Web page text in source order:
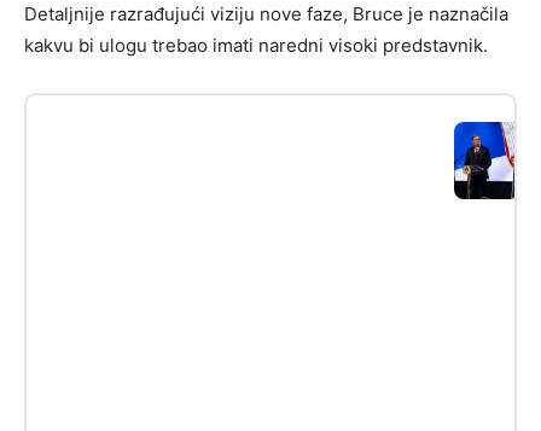
Detaljnije razrađujući viziju nove faze, Bruce je naznačila
kakvu bi ulogu trebao imati naredni visoki predstavnik.